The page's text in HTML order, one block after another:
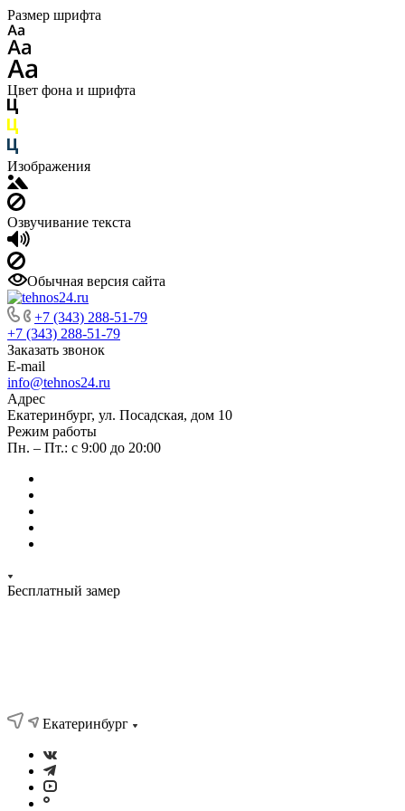
Размер шрифта
Цвет фона и шрифта
Изображения
Озвучивание текста
Обычная версия сайта
+7 (343) 288-51-79
+7 (343) 288-51-79
Заказать звонок
E-mail
info@tehnos24.ru
Адрес
Екатеринбург, ул. Посадская, дом 10
Режим работы
Пн. – Пт.: с 9:00 до 20:00
Бесплатный замер
Екатеринбург